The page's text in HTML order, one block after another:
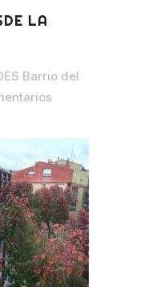
LA
Barrio del